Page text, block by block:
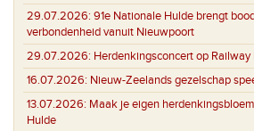
29.07.2026: 91e Nationale Hulde brengt
verbondenheid vanuit Nieuwpoort
29.07.2026: Herdenkingsconcert op
16.07.2026: Nieuw-Zeelands gezelschap
13.07.2026: Maak je eigen
Hulde